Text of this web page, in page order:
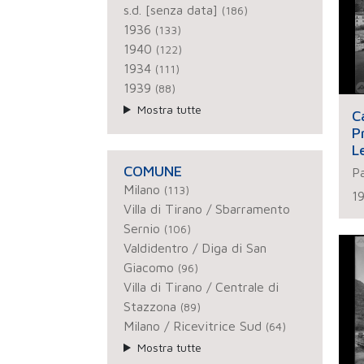
s.d. [senza data] (186)
1936 (133)
1940 (122)
1934 (111)
1939 (88)
Mostra tutte
COMUNE
Milano (113)
Villa di Tirano / Sbarramento
Sernio (106)
Valdidentro / Diga di San
Giacomo (96)
Villa di Tirano / Centrale di
Stazzona (89)
Milano / Ricevitrice Sud (64)
Mostra tutte